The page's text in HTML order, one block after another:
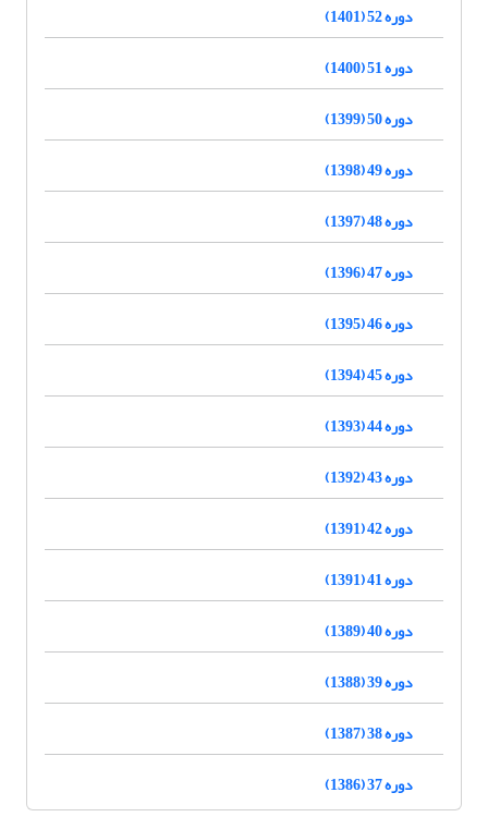
دوره 52 (1401)
دوره 51 (1400)
دوره 50 (1399)
دوره 49 (1398)
دوره 48 (1397)
دوره 47 (1396)
دوره 46 (1395)
دوره 45 (1394)
دوره 44 (1393)
دوره 43 (1392)
دوره 42 (1391)
دوره 41 (1391)
دوره 40 (1389)
دوره 39 (1388)
دوره 38 (1387)
دوره 37 (1386)